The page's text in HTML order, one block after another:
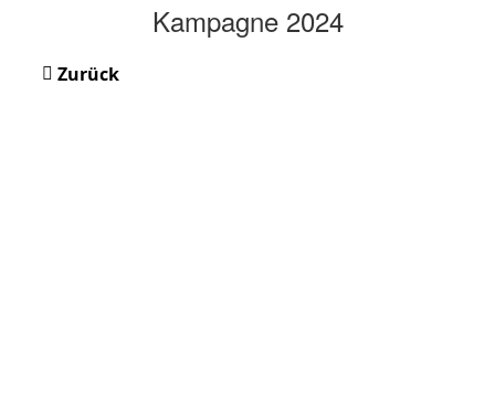
Kampagne 2024
Zurück